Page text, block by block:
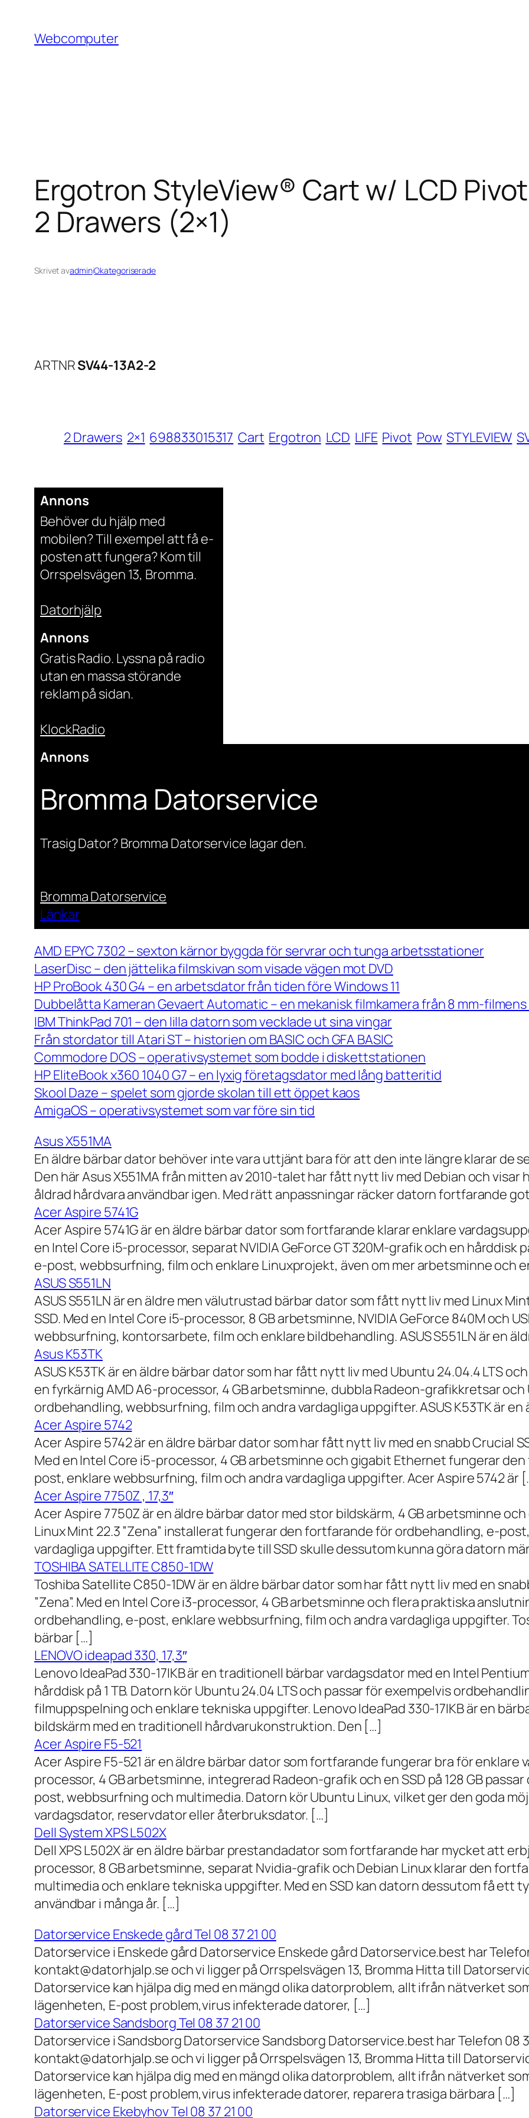
innehåll
Webcomputer
Ergotron StyleView® Cart w/ LCD
2 Drawers (2×1)
Skrivet avadminiOkategoriserade
ARTNRSV44-13A2-2
2 Drawers 2×1 698833015317 Cart Ergotron LCD LIFE Pivot Pow STYLEVIEW
Annons
Behöver du hjälp med
mobilen? Till exempel att få e-
posten att fungera? Kom till
Orrspelsvägen 13, Bromma.
Datorhjälp
Annons
Gratis Radio. Lyssna på radio
utan en massa störande
reklam på sidan.
KlockRadio
Annons
Bromma Datorservice
Trasig Dator? Bromma Datorservice lagar den.
Bromma Datorservice
Länkar
AMD EPYC 7302 – sexton kärnor byggda för servrar och tunga arbetsstationer
LaserDisc – den jättelika filmskivan som visade vägen mot DVD
HP ProBook 430 G4 – en arbetsdator från tiden före Windows 11
Dubbelåtta Kameran Gevaert Automatic – en mekanisk filmkamera från 8 mm-
IBM ThinkPad 701 – den lilla datorn som vecklade ut sina vingar
Från stordator till Atari ST – historien om BASIC och GFA BASIC
Commodore DOS – operativsystemet som bodde i diskettstationen
HP EliteBook x360 1040 G7 – en lyxig företagsdator med lång batteritid
Skool Daze – spelet som gjorde skolan till ett öppet kaos
AmigaOS – operativsystemet som var före sin tid
Asus X551MA
En äldre bärbar dator behöver inte vara uttjänt bara för att den inte längre klarar de
Den här Asus X551MA från mitten av 2010-talet har fått nytt liv med Debian och visar
åldrad hårdvara användbar igen. Med rätt anpassningar räcker datorn fortfarande
Acer Aspire 5741G
Acer Aspire 5741G är en äldre bärbar dator som fortfarande klarar enklare
en Intel Core i5-processor, separat NVIDIA GeForce GT 320M-grafik och en hårddisk
e-post, webbsurfning, film och enklare Linuxprojekt, även om mer arbetsminne och
ASUS S551LN
ASUS S551LN är en äldre men välutrustad bärbar dator som fått nytt liv med Linux
SSD. Med en Intel Core i5-processor, 8 GB arbetsminne, NVIDIA GeForce 840M och
webbsurfning, kontorsarbete, film och enklare bildbehandling. ASUS S551LN är en
Asus K53TK
ASUS K53TK är en äldre bärbar dator som har fått nytt liv med Ubuntu 24.04.4 LTS
en fyrkärnig AMD A6-processor, 4 GB arbetsminne, dubbla Radeon-grafikkretsar
ordbehandling, webbsurfning, film och andra vardagliga uppgifter. ASUS K53TK är
Acer Aspire 5742
Acer Aspire 5742 är en äldre bärbar dator som har fått nytt liv med en snabb Crucial
Med en Intel Core i5-processor, 4 GB arbetsminne och gigabit Ethernet fungerar
post, enklare webbsurfning, film och andra vardagliga uppgifter. Acer Aspire 5742 är
Acer Aspire 7750Z , 17,3″
Acer Aspire 7750Z är en äldre bärbar dator med stor bildskärm, 4 GB arbetsminne
Linux Mint 22.3 ”Zena” installerat fungerar den fortfarande för ordbehandling, e-
vardagliga uppgifter. Ett framtida byte till SSD skulle dessutom kunna göra datorn
TOSHIBA SATELLITE C850-1DW
Toshiba Satellite C850-1DW är en äldre bärbar dator som har fått nytt liv med en
”Zena”. Med en Intel Core i3-processor, 4 GB arbetsminne och flera praktiska
ordbehandling, e-post, enklare webbsurfning, film och andra vardagliga uppgifter.
bärbar […]
LENOVO ideapad 330, 17,3″
Lenovo IdeaPad 330-17IKB är en traditionell bärbar vardagsdator med en Intel
hårddisk på 1 TB. Datorn kör Ubuntu 24.04 LTS och passar för exempelvis
filmuppspelning och enklare tekniska uppgifter. Lenovo IdeaPad 330-17IKB är en
bildskärm med en traditionell hårdvarukonstruktion. Den […]
Acer Aspire F5-521
Acer Aspire F5-521 är en äldre bärbar dator som fortfarande fungerar bra för enklare
processor, 4 GB arbetsminne, integrerad Radeon-grafik och en SSD på 128 GB
post, webbsurfning och multimedia. Datorn kör Ubuntu Linux, vilket ger den goda
vardagsdator, reservdator eller återbruksdator. […]
Dell System XPS L502X
Dell XPS L502X är en äldre bärbar prestandadator som fortfarande har mycket att
processor, 8 GB arbetsminne, separat Nvidia-grafik och Debian Linux klarar den
multimedia och enklare tekniska uppgifter. Med en SSD kan datorn dessutom få
användbar i många år. […]
Datorservice Enskede gård Tel 08 37 21 00
Datorservice i Enskede gård Datorservice Enskede gård Datorservice.best har
kontakt@datorhjalp.se och vi ligger på Orrspelsvägen 13, Bromma Hitta till
Datorservice kan hjälpa dig med en mängd olika datorproblem, allt ifrån nätverket
lägenheten, E-post problem,virus infekterade datorer, […]
Datorservice Sandsborg Tel 08 37 21 00
Datorservice i Sandsborg Datorservice Sandsborg Datorservice.best har Telefon 08
kontakt@datorhjalp.se och vi ligger på Orrspelsvägen 13, Bromma Hitta till
Datorservice kan hjälpa dig med en mängd olika datorproblem, allt ifrån nätverket
lägenheten, E-post problem,virus infekterade datorer, reparera trasiga bärbara […]
Datorservice Ekebyhov Tel 08 37 21 00